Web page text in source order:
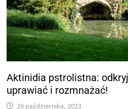
Aktinidia pstrolistna:
uprawiać i rozmnażać!
26 października, 2023